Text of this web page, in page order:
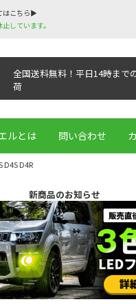
はこちら▶
しています。
全国送料無料！平日14時まで
荷
ルとは 問い合わせ
D4S D4R
新商品のお知らせ